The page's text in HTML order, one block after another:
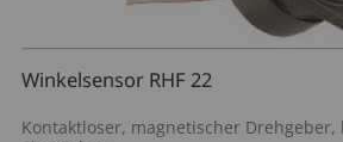
Winkelsensor RHF 22
Kontaktloser, magnetischer Drehgeber,